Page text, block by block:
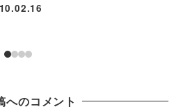
へのコメント